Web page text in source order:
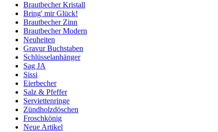
Brautbecher Kristall
Bring' mir Glück!
Brautbecher Zinn
Brautbecher Modern
Neuheiten
Gravur Buchstaben
Schlüsselanhänger
Sag JA
Sissi
Eierbecher
Salz & Pfeffer
Serviettenringe
Zündholzdöschen
Froschkönig
Neue Artikel